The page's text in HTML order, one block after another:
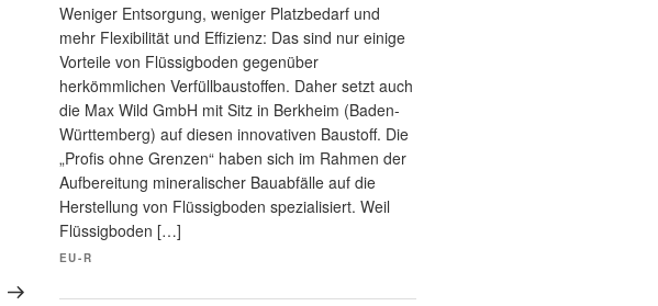
Nächster
Weniger Entsorgung, weniger Platzbedarf und
mehr Flexibilität und Effizienz: Das sind nur einige
Vorteile von Flüssigboden gegenüber
herkömmlichen Verfüllbaustoffen. Daher setzt auch
die Max Wild GmbH mit Sitz in Berkheim (Baden-
Württemberg) auf diesen innovativen Baustoff. Die
„Profis ohne Grenzen“ haben sich im Rahmen der
Aufbereitung mineralischer Bauabfälle auf die
Herstellung von Flüssigboden spezialisiert. Weil
Flüssigboden […]
EU-R